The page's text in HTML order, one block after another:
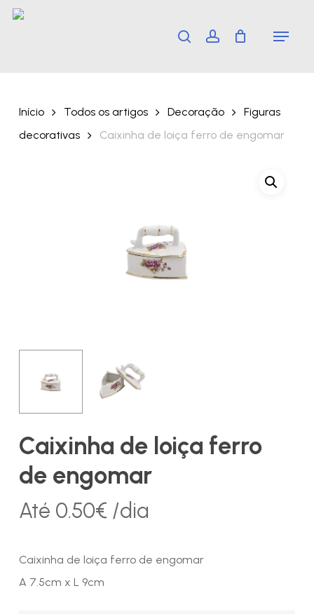
Skip
search account Menu
Início Todos os artigos Decoração
Figuras
decorativas
Caixinha de loiça ferro de engomar
Caixinha de loiça ferro
de engomar
Até 0.50€ /dia
Caixinha de loiça ferro de engomar
A 7.5cm x L 9cm